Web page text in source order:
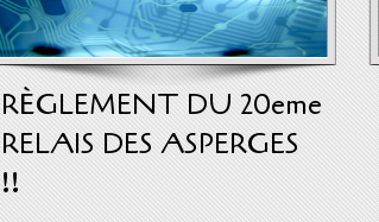
RÈGLEMENT DU 20eme
RELAIS DES ASPERGES
!!